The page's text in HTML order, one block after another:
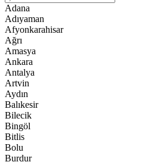
Adana
Adıyaman
Afyonkarahisar
Ağrı
Amasya
Ankara
Antalya
Artvin
Aydın
Balıkesir
Bilecik
Bingöl
Bitlis
Bolu
Burdur